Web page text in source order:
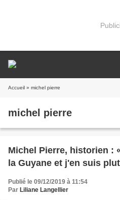
Accueil » michel pierre
michel pierre
Michel Pierre, historien :
la Guyane et j'en suis
Publié le 09/12/2019 à 11:54
Par Liliane Langellier